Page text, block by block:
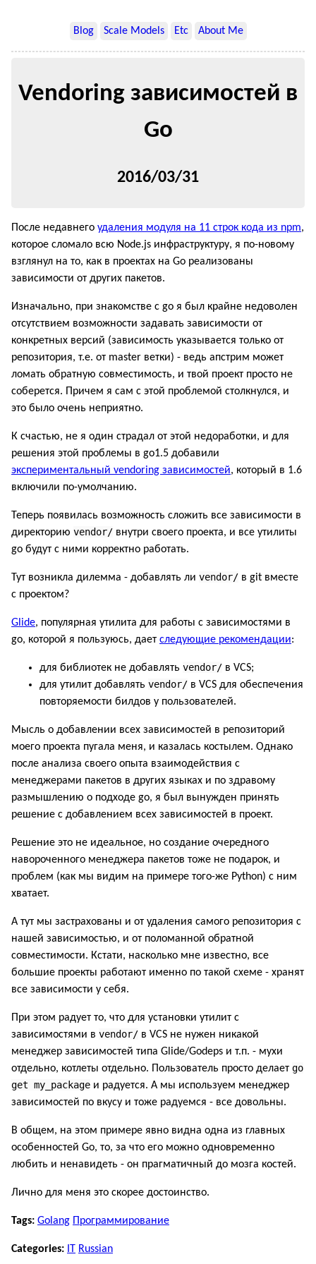
Blog Scale Models Etc About Me
Vendoring зависимостей в
Go
2016/03/31
После недавнего удаления модуля на 11 строк кода из npm,
которое сломало всю Node.js инфраструктуру, я по-новому
взглянул на то, как в проектах на Go реализованы
зависимости от других пакетов.
Изначально, при знакомстве с go я был крайне недоволен
отсутствием возможности задавать зависимости от
конкретных версий (зависимость указывается только от
репозитория, т.е. от master ветки) - ведь апстрим может
ломать обратную совместимость, и твой проект просто не
соберется. Причем я сам с этой проблемой столкнулся, и
это было очень неприятно.
К счастью, не я один страдал от этой недоработки, и для
решения этой проблемы в go1.5 добавили
экспериментальный vendoring зависимостей, который в 1.6
включили по-умолчанию.
Теперь появилась возможность сложить все зависимости в
директорию vendor/ внутри своего проекта, и все утилиты
go будут с ними корректно работать.
Тут возникла дилемма - добавлять ли vendor/ в git вместе
с проектом?
Glide, популярная утилита для работы с зависимостями в
go, которой я пользуюсь, дает следующие рекомендации:
для библиотек не добавлять vendor/ в VCS;
для утилит добавлять vendor/ в VCS для обеспечения
повторяемости билдов у пользователей.
Мысль о добавлении всех зависимостей в репозиторий
моего проекта пугала меня, и казалась костылем. Однако
после анализа своего опыта взаимодействия с
менеджерами пакетов в других языках и по здравому
размышлению о подходе go, я был вынужден принять
решение с добавлением всех зависимостей в проект.
Решение это не идеальное, но создание очередного
навороченного менеджера пакетов тоже не подарок, и
проблем (как мы видим на примере того-же Python) с ним
хватает.
А тут мы застрахованы и от удаления самого репозитория с
нашей зависимостью, и от поломанной обратной
совместимости. Кстати, насколько мне известно, все
большие проекты работают именно по такой схеме - хранят
все зависимости у себя.
При этом радует то, что для установки утилит с
зависимостями в vendor/ в VCS не нужен никакой
менеджер зависимостей типа Glide/Godeps и т.п. - мухи
отдельно, котлеты отдельно. Пользователь просто делает go
get my_package и радуется. А мы используем менеджер
зависимостей по вкусу и тоже радуемся - все довольны.
В общем, на этом примере явно видна одна из главных
особенностей Go, то, за что его можно одновременно
любить и ненавидеть - он прагматичный до мозга костей.
Лично для меня это скорее достоинство.
Tags: Golang Программирование
Categories: IT Russian